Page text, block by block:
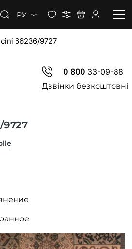
РУ
66236/9727
0 80033-09-88
Дзвінки безкоштовні
9727